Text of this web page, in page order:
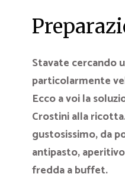
Stavate cercando
particolarmente
Ecco a voi la
Crostini alla
gustosissimo, da
antipasto,
fredda a buffet.